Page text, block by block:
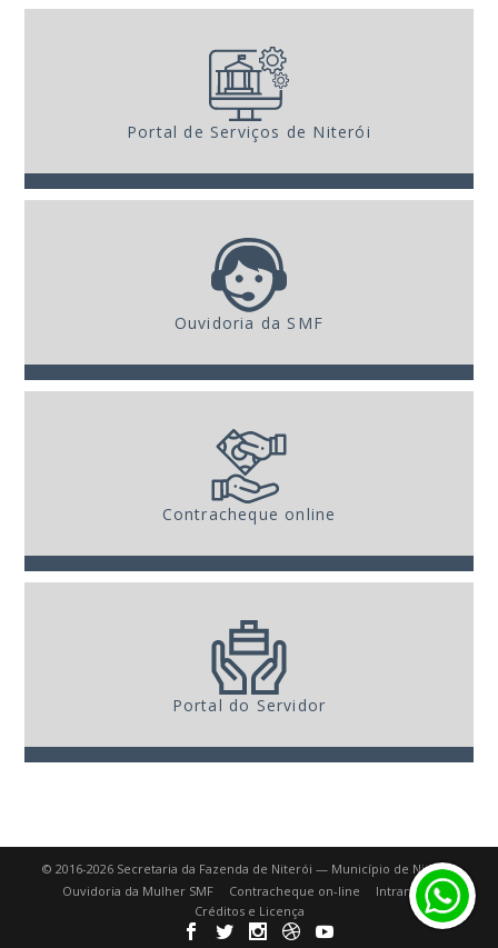
Portal de Serviços de Niterói
Ouvidoria da SMF
Contracheque online
Portal do Servidor
© 2016-2026 Secretaria da Fazenda de Niterói — Município de Niterói.
Ouvidoria da Mulher SMF
Contracheque on-line
Intranet
Créditos e Licença